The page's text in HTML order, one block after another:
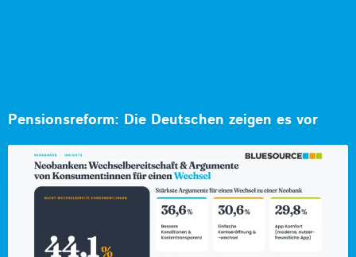
Pensionsreform: Die Deutschen zeigen es vor